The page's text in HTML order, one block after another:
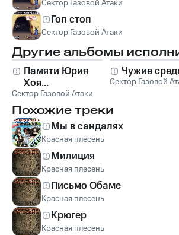
Сектор Газовой Атаки
Гоп стоп
Сектор Газовой Атаки
Другие альбомы
Памяти Юрия
Хоя...
Сектор Газовой Атаки
Чужие
Сектор Газовой
Похожие треки
Мы в сандалях
Красная плесень
Милиция
Красная плесень
Письмо Обаме
Красная плесень
Крюгер
Красная плесень